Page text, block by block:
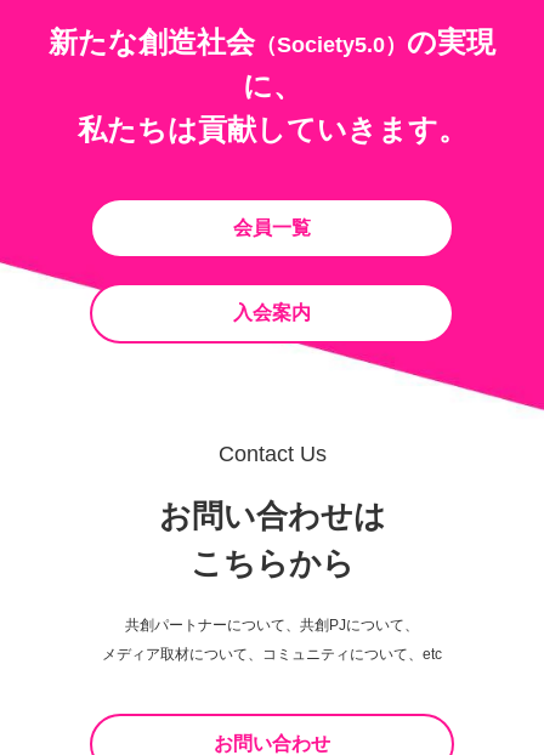
新たな創造社会（Society5.0） の実現
に、
私たちは貢献していきます。
会員一覧
入会案内
Contact Us
お問い合わせは
こちらから
共創パートナーについて、共創PJについて、
メディア取材について、コミュニティについて、etc
お問い合わせ